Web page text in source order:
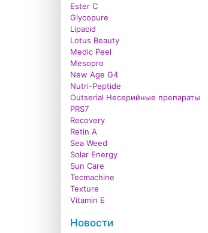
Ester C
Glycopure
Lipacid
Lotus Beauty
Medic Peel
Mesopro
New Age G4
Nutri-Peptide
Outserial Несерийные препараты
PRS7
Recovery
Retin A
Sea Weed
Solar Energy
Sun Care
Tecmachine
Texture
Vitamin E
Новости